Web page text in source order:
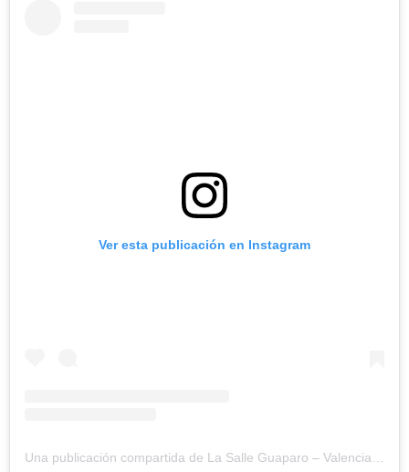
Ver esta publicación en Instagram